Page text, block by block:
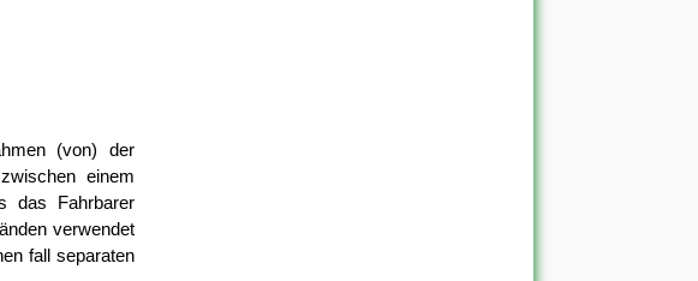
(von) der
einem
das Fahrbarer
verwendet
fall separaten